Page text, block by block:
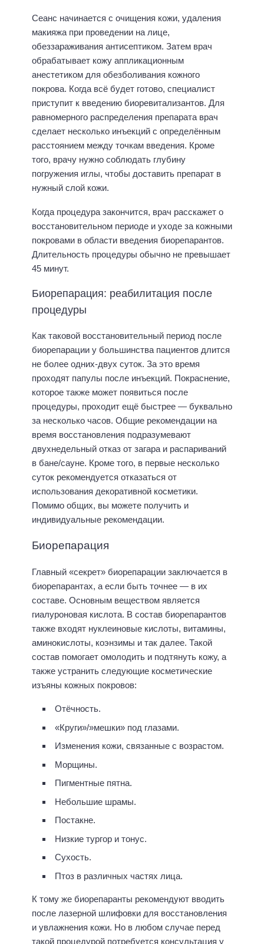
Сеанс начинается с очищения кожи, удаления
макияжа при проведении на лице,
обеззараживания антисептиком. Затем врач
обрабатывает кожу аппликационным
анестетиком для обезболивания кожного
покрова. Когда всё будет готово, специалист
приступит к введению биоревитализантов. Для
равномерного распределения препарата врач
сделает несколько инъекций с определённым
расстоянием между точкам введения. Кроме
того, врачу нужно соблюдать глубину
погружения иглы, чтобы доставить препарат в
нужный слой кожи.
Когда процедура закончится, врач расскажет о
восстановительном периоде и уходе за кожными
покровами в области введения биорепарантов.
Длительность процедуры обычно не превышает
45 минут.
Биорепарация: реабилитация после
процедуры
Как таковой восстановительный период после
биорепарации у большинства пациентов длится
не более одних-двух суток. За это время
проходят папулы после инъекций. Покраснение,
которое также может появиться после
процедуры, проходит ещё быстрее — буквально
за несколько часов. Общие рекомендации на
время восстановления подразумевают
двухнедельный отказ от загара и распариваний
в бане/сауне. Кроме того, в первые несколько
суток рекомендуется отказаться от
использования декоративной косметики.
Помимо общих, вы можете получить и
индивидуальные рекомендации.
Биорепарация
Главный «секрет» биорепарации заключается в
биорепарантах, а если быть точнее — в их
составе. Основным веществом является
гиалуроновая кислота. В состав биорепарантов
также входят нуклеиновые кислоты, витамины,
аминокислоты, коэнзимы и так далее. Такой
состав помогает омолодить и подтянуть кожу, а
также устранить следующие косметические
изъяны кожных покровов:
Отёчность.
«Круги»/»мешки» под глазами.
Изменения кожи, связанные с возрастом.
Морщины.
Пигментные пятна.
Небольшие шрамы.
Постакне.
Низкие тургор и тонус.
Сухость.
Птоз в различных частях лица.
К тому же биорепаранты рекомендуют вводить
после лазерной шлифовки для восстановления
и увлажнения кожи. Но в любом случае перед
такой процедурой потребуется консультация у